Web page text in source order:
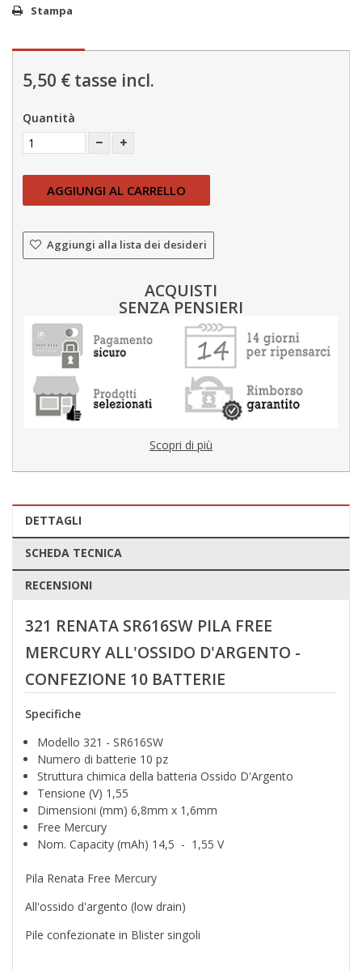
Stampa
5,50 € tasse incl.
Quantità
AGGIUNGI AL CARRELLO
Aggiungi alla lista dei desideri
ACQUISTI
SENZA PENSIERI
Scopri di più
DETTAGLI
SCHEDA TECNICA
RECENSIONI
321 RENATA SR616SW PILA FREE
MERCURY ALL'OSSIDO D'ARGENTO -
CONFEZIONE 10 BATTERIE
Specifiche
Modello 321 - SR616SW
Numero di batterie 10 pz
Struttura chimica della batteria Ossido D'Argento
Tensione (V) 1,55
Dimensioni (mm) 6,8mm x 1,6mm
Free Mercury
Nom. Capacity (mAh) 14,5 - 1,55 V
Pila Renata Free Mercury
All'ossido d'argento (low drain)
Pile confezionate in Blister singoli